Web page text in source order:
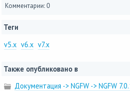
Комментарии: 0
Теги
v5.x v6.x v7.x
Также опубликовано в
Документация -> NGFW -> NGFW